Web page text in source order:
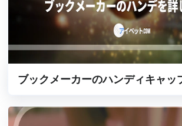
ブックメーカーのハンディキャッ